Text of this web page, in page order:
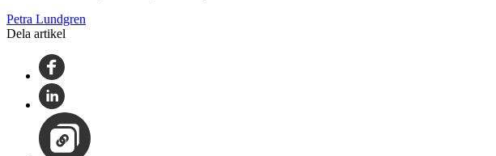
Petra Lundgren
Dela artikel